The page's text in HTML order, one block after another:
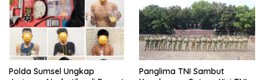
Polda Sumsel Ungkap
Panglima TNI Sambut